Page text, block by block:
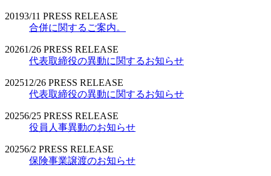
20193/11 PRESS RELEASE
合併に関するご案内。
20261/26 PRESS RELEASE
代表取締役の異動に関するお知らせ
202512/26 PRESS RELEASE
代表取締役の異動に関するお知らせ
20256/25 PRESS RELEASE
役員人事異動のお知らせ
20256/2 PRESS RELEASE
保険事業譲渡のお知らせ